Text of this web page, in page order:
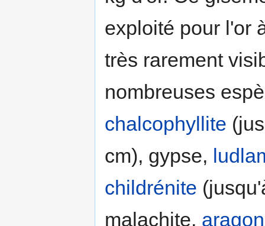
exploité pour l'or
très rarement
nombreuses
chalcophyllite
cm), gypse,
childrénite
malachite,